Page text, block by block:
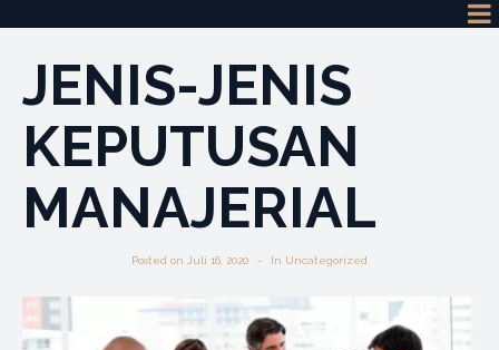
JENIS-JENIS
KEPUTUSAN
MANAJERIAL
Posted on Juli 16, 2020 In Uncategorized